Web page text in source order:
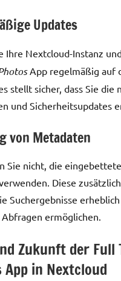
Updates
Ihre Nextcloud-Instanz
App regelmäßig auf
stellt sicher, dass Sie die
und Sicherheitsupdates
von Metadaten
Sie nicht, die
Diese
Suchergebnisse
ermöglichen.
Zukunft der Full
App in Nextcloud